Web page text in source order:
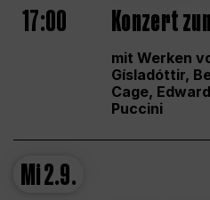
17:00 Konzert
mit Werken
Gísladóttir,
Cage,
Puccini
Mi2.9.